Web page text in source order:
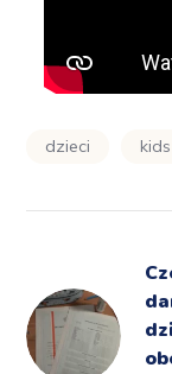
dzieci